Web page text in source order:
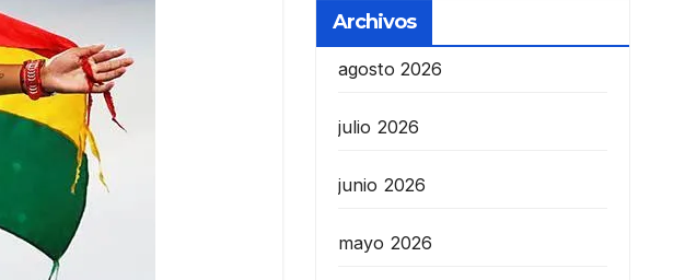
Archivos
agosto 2026
julio 2026
junio 2026
mayo 2026